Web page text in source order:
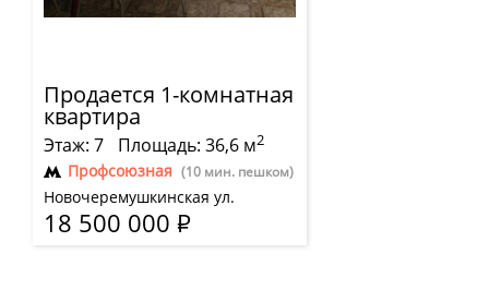
Продается 1-комнатная
квартира
Этаж: 7 Площадь: 36,6 м2
Профсоюзная (10 мин. пешком)
Новочеремушкинская ул.
18 500 000 Р